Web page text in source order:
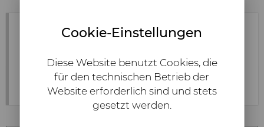
Cookie-Einstellungen
Diese Website benutzt Cookies, die
für den technischen Betrieb der
Website erforderlich sind und stets
gesetzt werden.
Ihr Anliegen*